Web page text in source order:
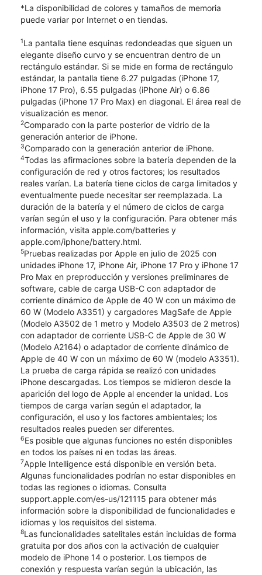
*La disponibilidad de colores y tamaños de memoria
puede variar por Internet o en tiendas.
1La pantalla tiene esquinas redondeadas que siguen un
elegante diseño curvo y se encuentran dentro de un
rectángulo estándar. Si se mide en forma de rectángulo
estándar, la pantalla tiene 6.27 pulgadas (iPhone 17,
iPhone 17 Pro), 6.55 pulgadas (iPhone Air) o 6.86
pulgadas (iPhone 17 Pro Max) en diagonal. El área real de
visualización es menor.
2Comparado con la parte posterior de vidrio de la
generación anterior de iPhone.
3Comparado con la generación anterior de iPhone.
4Todas las afirmaciones sobre la batería dependen de la
configuración de red y otros factores; los resultados
reales varían. La batería tiene ciclos de carga limitados y
eventualmente puede necesitar ser reemplazada. La
duración de la batería y el número de ciclos de carga
varían según el uso y la configuración. Para obtener más
información, visita apple.com/batteries y
apple.com/iphone/battery.html.
5Pruebas realizadas por Apple en julio de 2025 con
unidades iPhone 17, iPhone Air, iPhone 17 Pro y iPhone 17
Pro Max en preproducción y versiones preliminares de
software, cable de carga USB-C con adaptador de
corriente dinámico de Apple de 40 W con un máximo de
60 W (Modelo A3351) y cargadores MagSafe de Apple
(Modelo A3502 de 1 metro y Modelo A3503 de 2 metros)
con adaptador de corriente USB-C de Apple de 30 W
(Modelo A2164) o adaptador de corriente dinámico de
Apple de 40 W con un máximo de 60 W (modelo A3351).
La prueba de carga rápida se realizó con unidades
iPhone descargadas. Los tiempos se midieron desde la
aparición del logo de Apple al encender la unidad. Los
tiempos de carga varían según el adaptador, la
configuración, el uso y los factores ambientales; los
resultados reales pueden ser diferentes.
6Es posible que algunas funciones no estén disponibles
en todos los países ni en todas las áreas.
7Apple Intelligence está disponible en versión beta.
Algunas funcionalidades podrían no estar disponibles en
todas las regiones o idiomas. Consulta
support.apple.com/es-us/121115 para obtener más
información sobre la disponibilidad de funcionalidades e
idiomas y los requisitos del sistema.
8Las funcionalidades satelitales están incluidas de forma
gratuita por dos años con la activación de cualquier
modelo de iPhone 14 o posterior. Los tiempos de
conexión y respuesta varían según la ubicación, las